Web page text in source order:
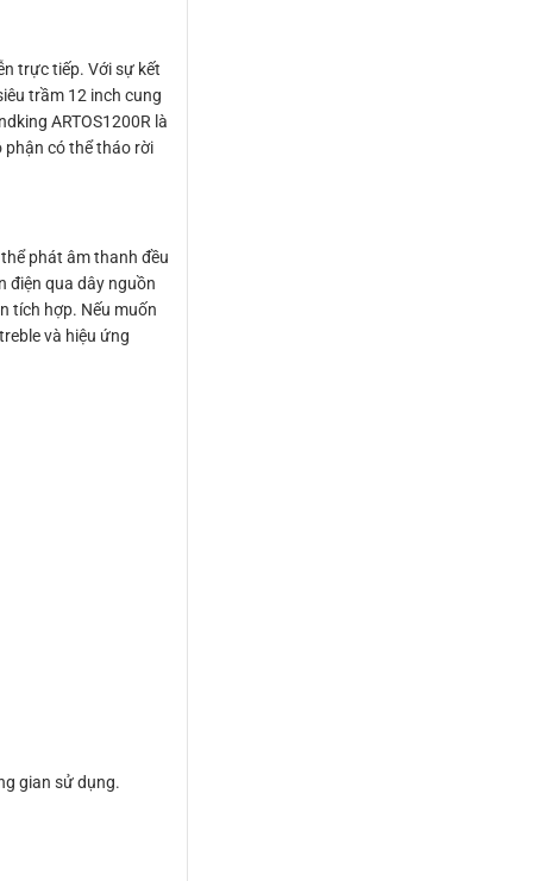
trực tiếp. Với sự kết
trầm 12 inch cung
ARTOS1200R là
phận có thể tháo rời
phát âm thanh đều
điện qua dây nguồn
tích hợp. Nếu muốn
và hiệu ứng
gian sử dụng.